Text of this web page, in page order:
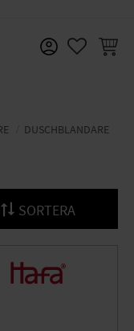
DUSCHBLANDARE
SORTERA